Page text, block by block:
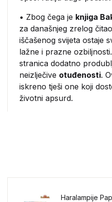
• Zbog čega je knjiga
za današnjeg zrelog
iščašenog svijeta ostaje
lažne i prazne
stranica dodatno
neizlječive otuđenosti.
iskreno tješi one koji
životni apsurd.
Haralampije